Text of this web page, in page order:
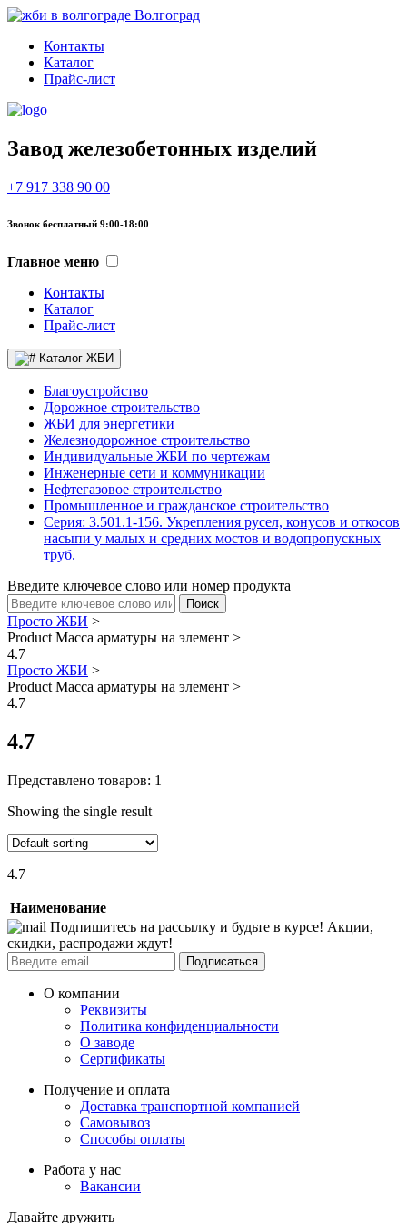
Волгоград
Контакты
Каталог
Прайс-лист
Завод железобетонных изделий
+7 917 338 90 00
Звонок бесплатный 9:00-18:00
Главное меню
Контакты
Каталог
Прайс-лист
Каталог ЖБИ
Благоустройство
Дорожное строительство
ЖБИ для энергетики
Железнодорожное строительство
Индивидуальные ЖБИ по чертежам
Инженерные сети и коммуникации
Нефтегазовое строительство
Промышленное и гражданское строительство
Серия: 3.501.1-156. Укрепления русел, конусов и откосов
насыпи у малых и средних мостов и водопропускных
труб.
Введите ключевое слово или номер продукта
Просто ЖБИ >
Product Масса арматуры на элемент >
4.7
Просто ЖБИ >
Product Масса арматуры на элемент >
4.7
4.7
Представлено товаров: 1
Showing the single result
4.7
Наименование
Подпишитесь на рассылку и будьте в курсе! Акции,
скидки, распродажи ждут!
Подписаться
О компании
Реквизиты
Политика конфиденциальности
О заводе
Сертификаты
Получение и оплата
Доставка транспортной компанией
Самовывоз
Способы оплаты
Работа у нас
Вакансии
Давайте дружить